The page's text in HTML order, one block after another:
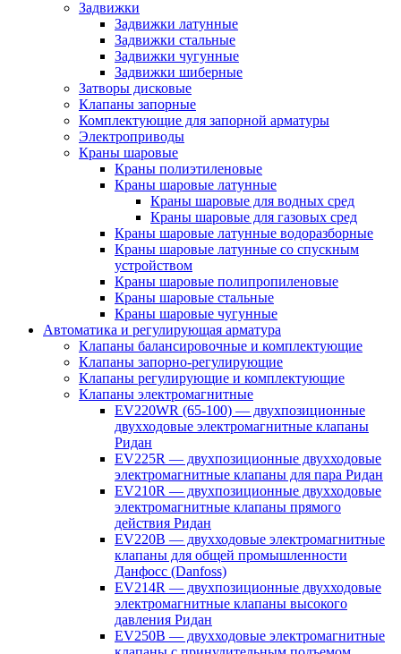
Задвижки
Задвижки латунные
Задвижки стальные
Задвижки чугунные
Задвижки шиберные
Затворы дисковые
Клапаны запорные
Комплектующие для запорной арматуры
Электроприводы
Краны шаровые
Краны полиэтиленовые
Краны шаровые латунные
Краны шаровые для водных сред
Краны шаровые для газовых сред
Краны шаровые латунные водоразборные
Краны шаровые латунные со спускным
устройством
Краны шаровые полипропиленовые
Краны шаровые стальные
Краны шаровые чугунные
Автоматика и регулирующая арматура
Клапаны балансировочные и комплектующие
Клапаны запорно-регулирующие
Клапаны регулирующие и комплектующие
Клапаны электромагнитные
EV220WR (65-100) — двухпозиционные
двухходовые электромагнитные клапаны
Ридан
EV225R — двухпозиционные двухходовые
электромагнитные клапаны для пара Ридан
EV210R — двухпозиционные двухходовые
электромагнитные клапаны прямого
действия Ридан
EV220B — двухходовые электромагнитные
клапаны для общей промышленности
Данфосс (Danfoss)
EV214R — двухпозиционные двухходовые
электромагнитные клапаны высокого
давления Ридан
EV250B — двухходовые электромагнитные